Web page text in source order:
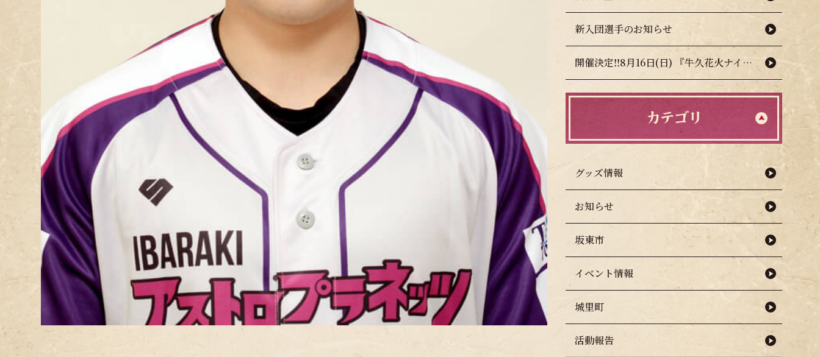
新入団選手のお知らせ
開催決定‼8月16日(日) 『牛久花火ナイター』🎇🧨
カテゴリ
グッズ情報
お知らせ
坂東市
イベント情報
城里町
活動報告